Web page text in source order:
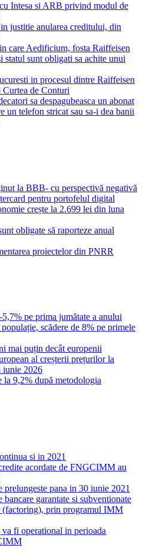
Intesa si ARB privind modul de
justitie anularea creditului, din
care Aedificium, fosta Raiffeisen
statul sunt obligati sa achite unui
in procesul dintre Raiffeisen
de Conturi
sa despagubeasca un abonat
un telefon stricat sau sa-i dea banii
la BBB- cu perspectivă negativă
pentru portofelul digital
crește la 2.699 lei din luna
obligate să raporteze anual
proiectelor din PNRR
pe prima jumătate a anului
scădere de 8% pe primele
mai puțin decât europenii
al creșterii prețurilor la
iunie 2026
la 9,2% după metodologia
si in 2021
acordate de FNGCIMM au
pana in 30 iunie 2021
garantate si subventionate
(factoring), prin programul IMM
fi operational in perioada